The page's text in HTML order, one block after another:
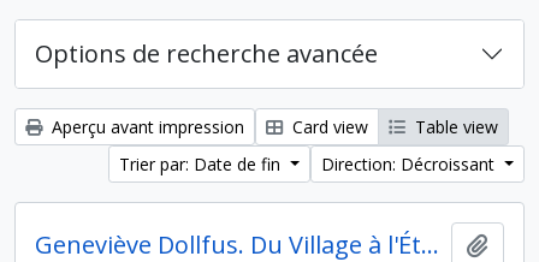
Options de recherche avancée
Aperçu avant impression Card view
Table view
Trier par: Date de fin
Direction: Décroissant
Geneviève Dollfus. Du Village à l'État au Proche- et Moyen-Orient